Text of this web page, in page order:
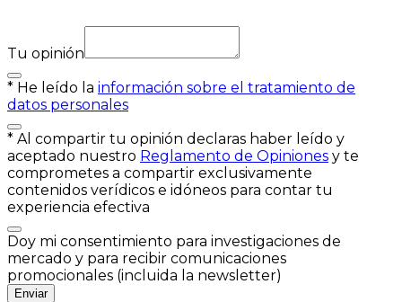
Tu opinión
* He leído la información sobre el tratamiento de
datos personales
* Al compartir tu opinión declaras haber leído y
aceptado nuestro Reglamento de Opiniones y te
comprometes a compartir exclusivamente
contenidos verídicos e idóneos para contar tu
experiencia efectiva
Doy mi consentimiento para investigaciones de
mercado y para recibir comunicaciones
promocionales (incluida la newsletter)
Enviar